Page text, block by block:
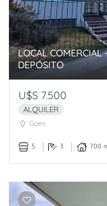
LOCAL COMERCIAL
DEPÓSITO
U$S 7.500
ALQUILER
Goes
5 3 700